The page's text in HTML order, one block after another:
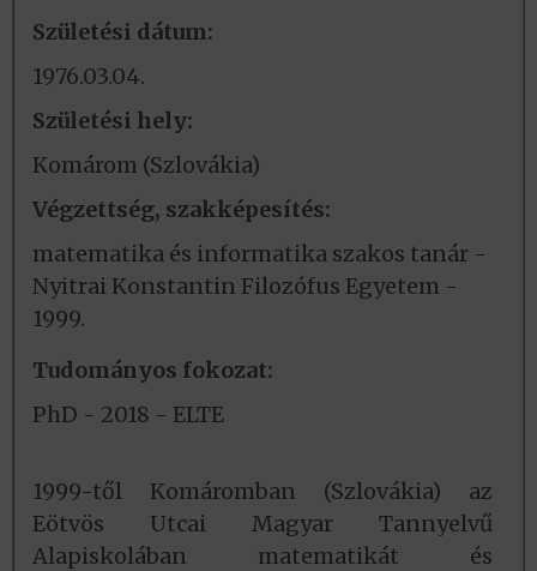
Születési dátum:
1976.03.04.
Születési hely:
Komárom (Szlovákia)
Végzettség, szakképesítés:
matematika és informatika szakos tanár -
Nyitrai Konstantin Filozófus Egyetem -
1999.
Tudományos fokozat:
PhD - 2018 - ELTE
1999-től Komáromban (Szlovákia) az
Eötvös Utcai Magyar Tannyelvű
Alapiskolában matematikát és